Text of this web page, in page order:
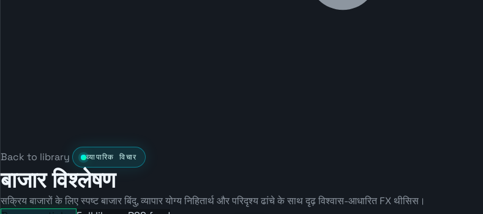
Back to library व्यापारिक विचार
बाजार विश्लेषण
सक्रिय बाजारों के लिए स्पष्ट बाजार बिंदु, व्यापार योग्य निहितार्थ और परिदृश्य ढांचे के साथ दृढ़ विश्वास-आधारित FX थीसिस।